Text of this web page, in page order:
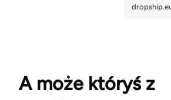
A może któryś z